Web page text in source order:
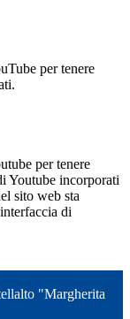
per tenere
per tenere
Youtube incorporati
sito web sta
di
"Margherita